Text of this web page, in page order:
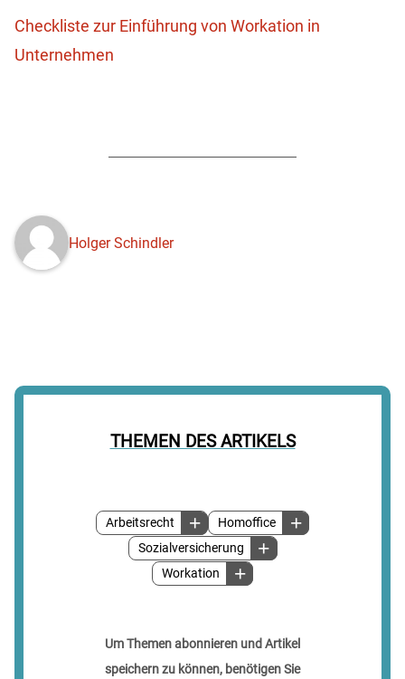
THEMEN DES ARTIKELS
Arbeitsrecht
Homoffice
Sozialversicherung
Workation
Um Themen abonnieren und Artikel
speichern zu können, benötigen Sie
Checkliste zur Einführung von Workation in
Unternehmen
Holger Schindler